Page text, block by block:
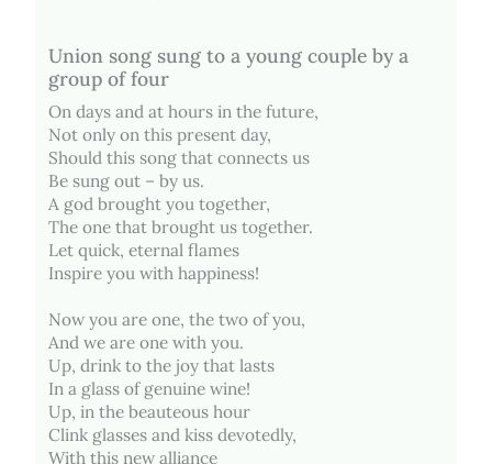
Union song sung to a young couple by a
group of four
On days and at hours in the future,
Not only on this present day,
Should this song that connects us
Be sung out – by us.
A god brought you together,
The one that brought us together.
Let quick, eternal flames
Inspire you with happiness!
Now you are one, the two of you,
And we are one with you.
Up, drink to the joy that lasts
In a glass of genuine wine!
Up, in the beauteous hour
Clink glasses and kiss devotedly,
With this new alliance